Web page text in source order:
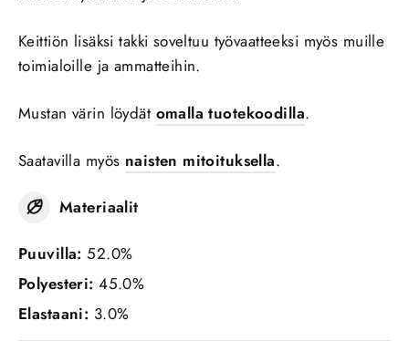
Keittiön lisäksi takki soveltuu työvaatteeksi myös muille
toimialoille ja ammatteihin.
Mustan värin löydät omalla tuotekoodilla.
Saatavilla myös naisten mitoituksella.
Materiaalit
Puuvilla:52.0%
Polyesteri:45.0%
Elastaani: 3.0%